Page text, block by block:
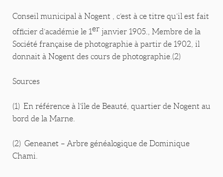
Conseil municipal à Nogent , c’est à ce titre qu’il est fait
officier d’académie le 1er janvier 1905., Membre de la
Société française de photographie à partir de 1902, il
donnait à Nogent des cours de photographie.(2)
Sources
(1) En référence à l’île de Beauté, quartier de Nogent au
bord de la Marne.
(2) Geneanet – Arbre généalogique de Dominique
Chami.